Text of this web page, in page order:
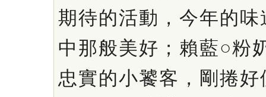
期待的活動，今年的
中那般美好；賴藍○粉
忠實的小饕客，剛捲